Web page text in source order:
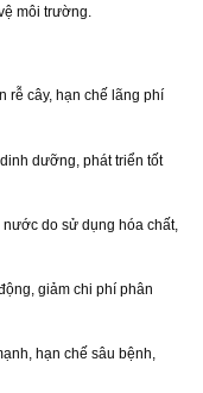
môi trường.
rễ cây, hạn chế lãng phí
dưỡng, phát triển tốt
do sử dụng hóa chất,
giảm chi phí phân
hạn chế sâu bệnh,